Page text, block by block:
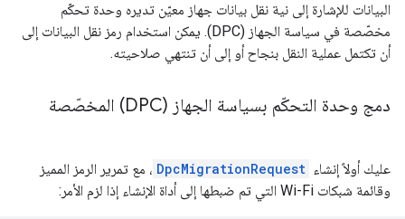
البيانات للإشارة إلى نية نقل بيانات جهاز معيّن تديره وحدة تحكّم
مخصّصة في سياسة الجهاز (DPC). يمكن استخدام رمز نقل البيانات إلى
أن تكتمل عملية النقل بنجاح أو إلى أن تنتهي صلاحيته.
دمج وحدة التحكّم بسياسة الجهاز (DPC) المخصّصة
عليك أولاً إنشاء DpcMigrationRequest ، مع تمرير الرمز المميز
وقائمة شبكات Wi-Fi التي تم ضبطها إلى أداة الإنشاء إذا لزم الأمر: